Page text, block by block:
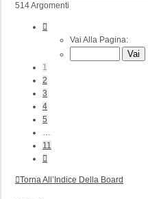
514 Argomenti
Vai Alla Pagina:
1
2
3
4
5
…
11
Torna All’Indice Della Board